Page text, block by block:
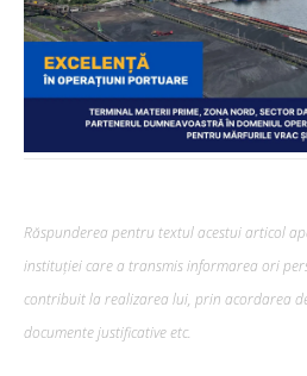
Răspunderea pentru textul acestui articol
instituției care a transmis informarea ori
contribuit la realizarea lui, prin acordarea
documente justificative etc.